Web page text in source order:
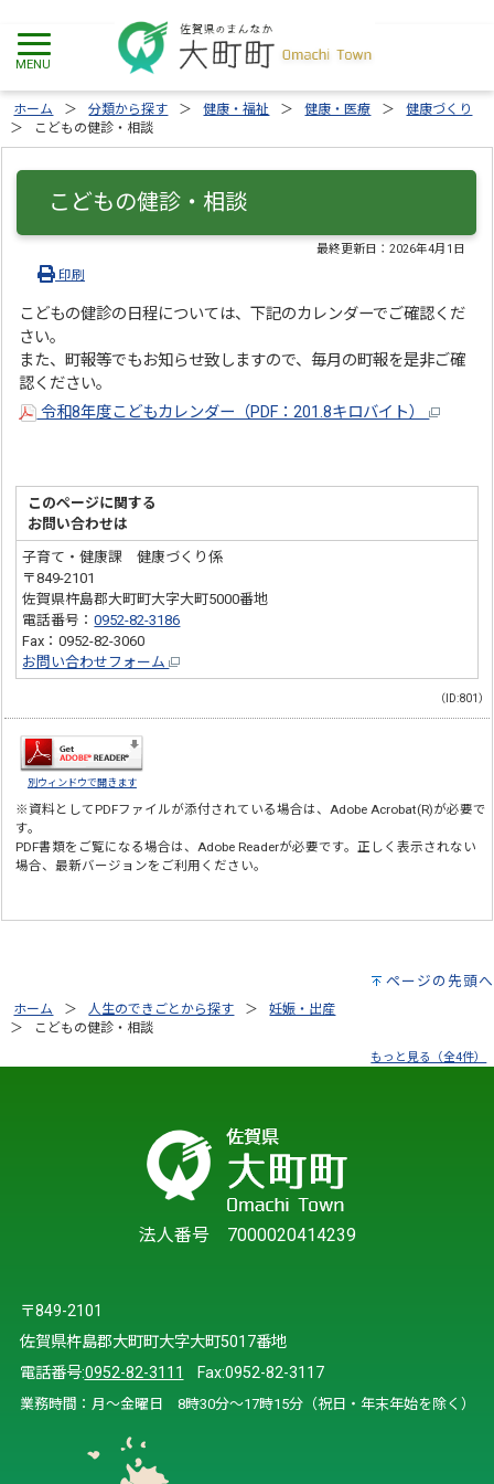
ホーム 分類から探す 健康・福祉 健康・医療
健康づくり
こどもの健診・相談
こどもの健診・相談
最終更新日：2026年4月1日
印刷
こどもの健診の日程については、下記のカレンダーでご確認くだ
さい。
また、町報等でもお知らせ致しますので、毎月の町報を是非ご確
認ください。
令和8年度こどもカレンダー（PDF：201.8キロバイト）
このページに関する
お問い合わせは
子育て・健康課 健康づくり係
〒849-2101
佐賀県杵島郡大町町大字大町5000番地
電話番号：0952-82-3186
Fax：0952-82-3060
お問い合わせフォーム
（ID:801）
別ウィンドウで開きます
※資料としてPDFファイルが添付されている場合は、Adobe Acrobat(R)が必要で
す。
PDF書類をご覧になる場合は、Adobe Readerが必要です。正しく表示されない
場合、最新バージョンをご利用ください。
ページの先頭へ
ホーム 人生のできごとから探す
妊娠・出産
こどもの健診・相談
もっと見る（全4件）
法人番号 7000020414239
〒849-2101
佐賀県杵島郡大町町大字大町5017番地
電話番号:0952-82-3111 Fax:0952-82-3117
業務時間：月～金曜日 8時30分～17時15分（祝日・年末年始を除く）